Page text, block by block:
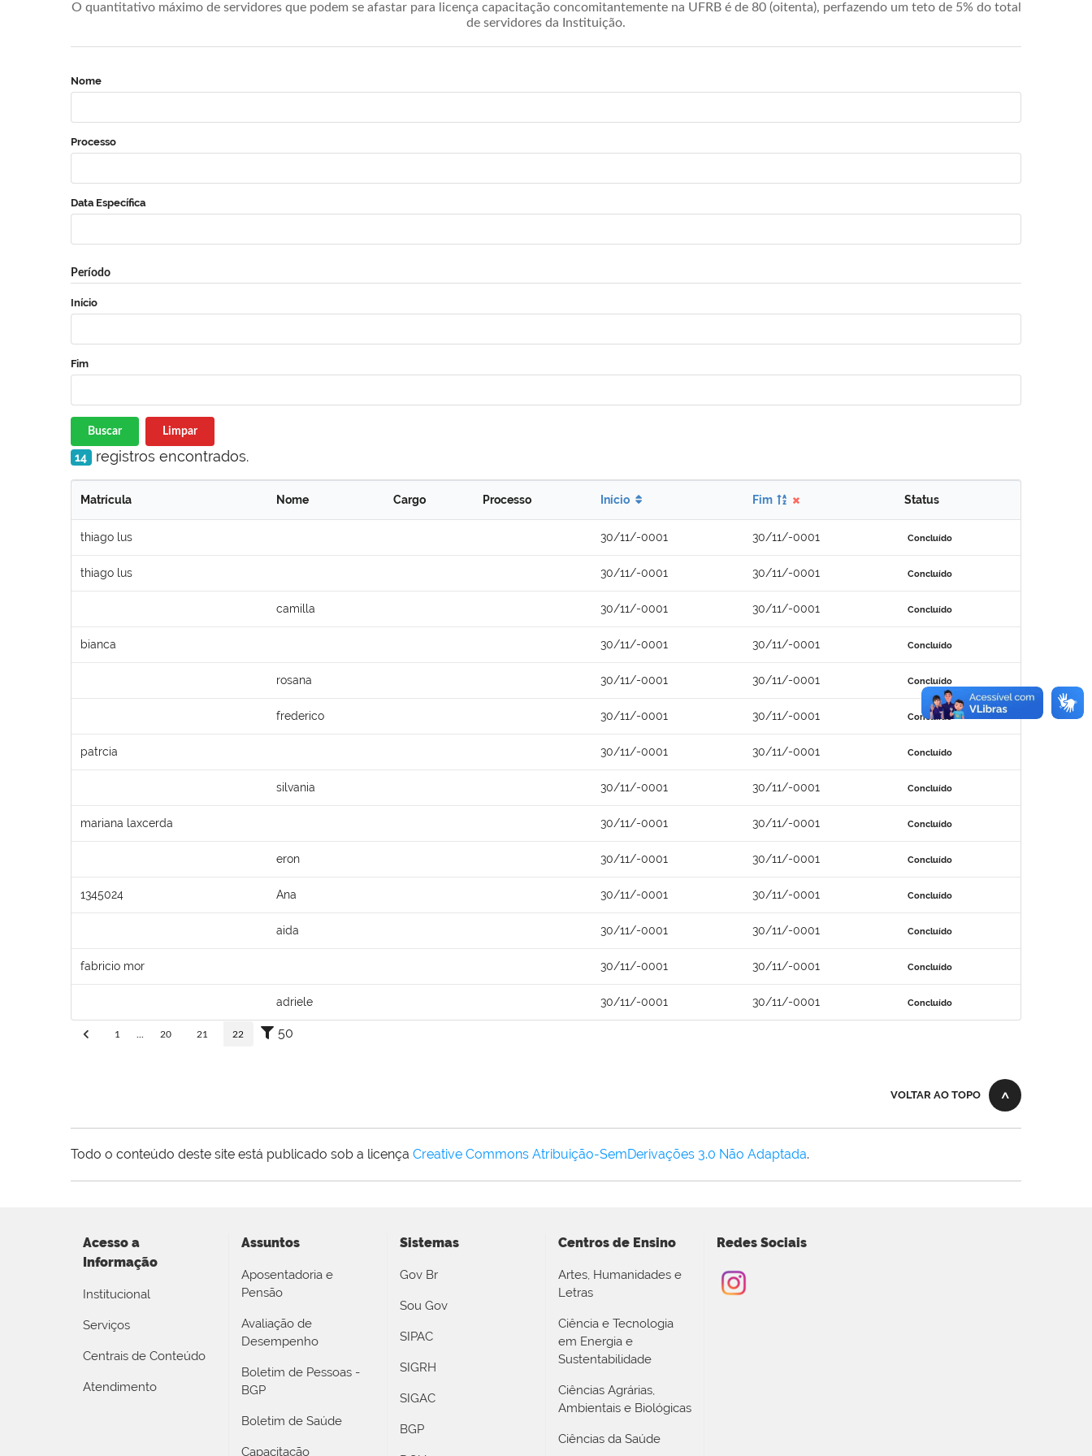
O quantitativo máximo de servidores que podem se afastar para licença capacitação concomitantemente na UFRB é de 80 (oitenta), perfazendo um teto de 5% do total
de servidores da Instituição.
Nome
Processo
Data Específica
Período
Início
Fim
Buscar Limpar
14 registros encontrados.
Matrícula Nome Cargo Processo Início Fim Status
thiago lus 30/11/-0001 30/11/-0001 Concluído
thiago lus 30/11/-0001 30/11/-0001 Concluído
camilla 30/11/-0001 30/11/-0001 Concluído
bianca 30/11/-0001 30/11/-0001 Concluído
rosana 30/11/-0001 30/11/-0001 Concluído
frederico 30/11/-0001 30/11/-0001 Concluído
patrcia 30/11/-0001 30/11/-0001 Concluído
silvania 30/11/-0001 30/11/-0001 Concluído
mariana laxcerda 30/11/-0001 30/11/-0001 Concluído
eron 30/11/-0001 30/11/-0001 Concluído
1345024 Ana 30/11/-0001 30/11/-0001 Concluído
aida 30/11/-0001 30/11/-0001 Concluído
fabricio mor 30/11/-0001 30/11/-0001 Concluído
adriele 30/11/-0001 30/11/-0001 Concluído
1 20 21 22 50
VOLTAR AO TOPO
Todo o conteúdo deste site está publicado sob a licença Creative Commons Atribuição-SemDerivações 3.0 Não Adaptada.
Acesso a
Informação
Institucional
Serviços
Centrais de Conteúdo
Atendimento
Assuntos
Aposentadoria e
Pensão
Avaliação de
Desempenho
Boletim de Pessoas -
BGP
Boletim de Saúde
Capacitação
Sistemas
Gov Br
Sou Gov
SIPAC
SIGRH
SIGAC
BGP
Centros de Ensino
Artes, Humanidades e
Letras
Ciência e Tecnologia
em Energia e
Sustentabilidade
Ciências Agrárias,
Ambientais e Biológicas
Ciências da Saúde
Redes Sociais